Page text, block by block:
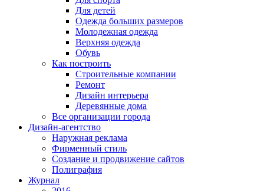
Для детей
Одежда больших размеров
Молодежная одежда
Верхняя одежда
Обувь
Как построить
Строительные компании
Ремонт
Дизайн интерьера
Деревянные дома
Все организации города
Дизайн-агентство
Наружная реклама
Фирменный стиль
Создание и продвижение сайтов
Полиграфия
Журнал